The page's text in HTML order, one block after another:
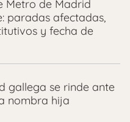
Metro de Madrid
paradas afectadas,
y fecha de
gallega se rinde ante
nombra hija